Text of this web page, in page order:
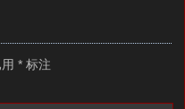
* 标注